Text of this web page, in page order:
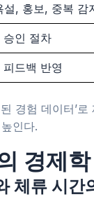
설, 홍보, 중복 감
승인 절차
드백 반영
경험 데이터’로
인다.
경제
체류 시간